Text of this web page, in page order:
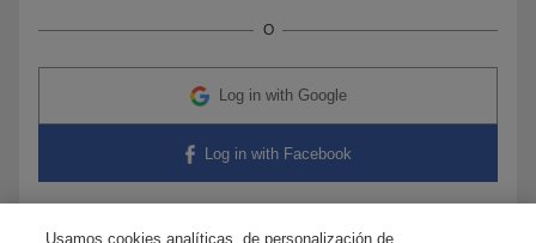
O
Log in with Google
Log in with Facebook
Usamos cookies analíticas, de personalización de